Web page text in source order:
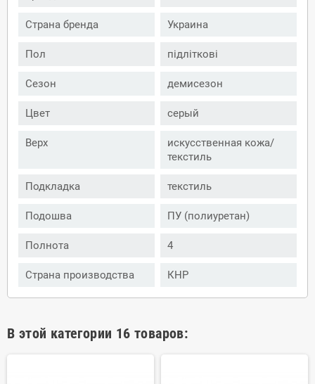
Страна бренда Украина
Пол підліткові
Сезон демисезон
Цвет серый
Верх
искусственная кожа/
текстиль
Подкладка текстиль
Подошва ПУ (полиуретан)
Полнота 4
Страна производства КНР
В этой категории 16 товаров: